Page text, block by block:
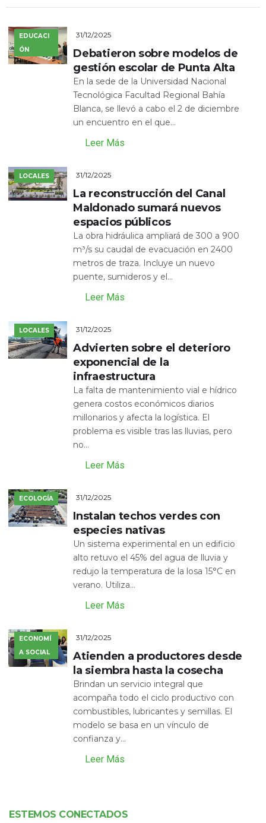
EDUCACI
ÓN
31/12/2025
Debatieron sobre modelos de
gestión escolar de Punta Alta
En la sede de la Universidad Nacional
Tecnológica Facultad Regional Bahía
Blanca, se llevó a cabo el 2 de diciembre
un encuentro en el que...
Leer Más
LOCALES 31/12/2025
La reconstrucción del Canal
Maldonado sumará nuevos
espacios públicos
La obra hidráulica ampliará de 300 a 900
m³/s su caudal de evacuación en 2400
metros de traza. Incluye un nuevo
puente, sumideros y el...
Leer Más
LOCALES 31/12/2025
Advierten sobre el deterioro
exponencial de la
infraestructura
La falta de mantenimiento vial e hídrico
genera costos económicos diarios
millonarios y afecta la logística. El
problema es visible tras las lluvias, pero
no...
Leer Más
ECOLOGÍA 31/12/2025
Instalan techos verdes con
especies nativas
Un sistema experimental en un edificio
alto retuvo el 45% del agua de lluvia y
redujo la temperatura de la losa 15°C en
verano. Utiliza...
Leer Más
ECONOMÍ
A SOCIAL
31/12/2025
Atienden a productores desde
la siembra hasta la cosecha
Brindan un servicio integral que
acompaña todo el ciclo productivo con
combustibles, lubricantes y semillas. El
modelo se basa en un vínculo de
confianza y...
Leer Más
ESTEMOS CONECTADOS